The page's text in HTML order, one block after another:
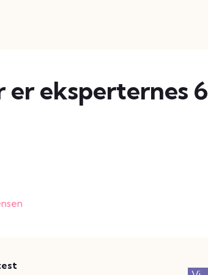
er eksperternes 6